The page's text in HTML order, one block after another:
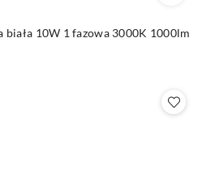
biała 10W 1 fazowa 3000K 1000lm